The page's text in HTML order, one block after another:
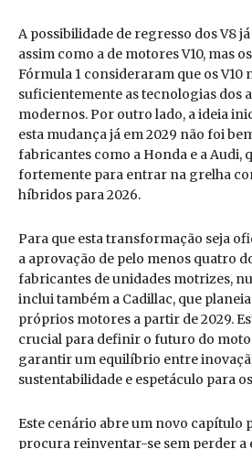
A possibilidade de regresso dos V8
assim como a de motores V10, mas
Fórmula 1 consideraram que os V10
suficientemente as tecnologias dos
modernos. Por outro lado, a ideia
esta mudança já em 2029 não foi
fabricantes como a Honda e a Audi,
fortemente para entrar na grelha
híbridos para 2026.
Para que esta transformação seja
a aprovação de pelo menos quatro
fabricantes de unidades motrizes,
inclui também a Cadillac, que
próprios motores a partir de 2029.
crucial para definir o futuro do
garantir um equilíbrio entre
sustentabilidade e espetáculo para
Este cenário abre um novo capítulo
procura reinventar-se sem perder a